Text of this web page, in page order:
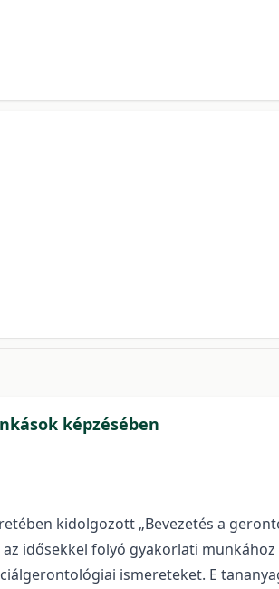
képzésében
kidolgozott „Bevezetés a
idősekkel folyó gyakorlati
ismereteket. E